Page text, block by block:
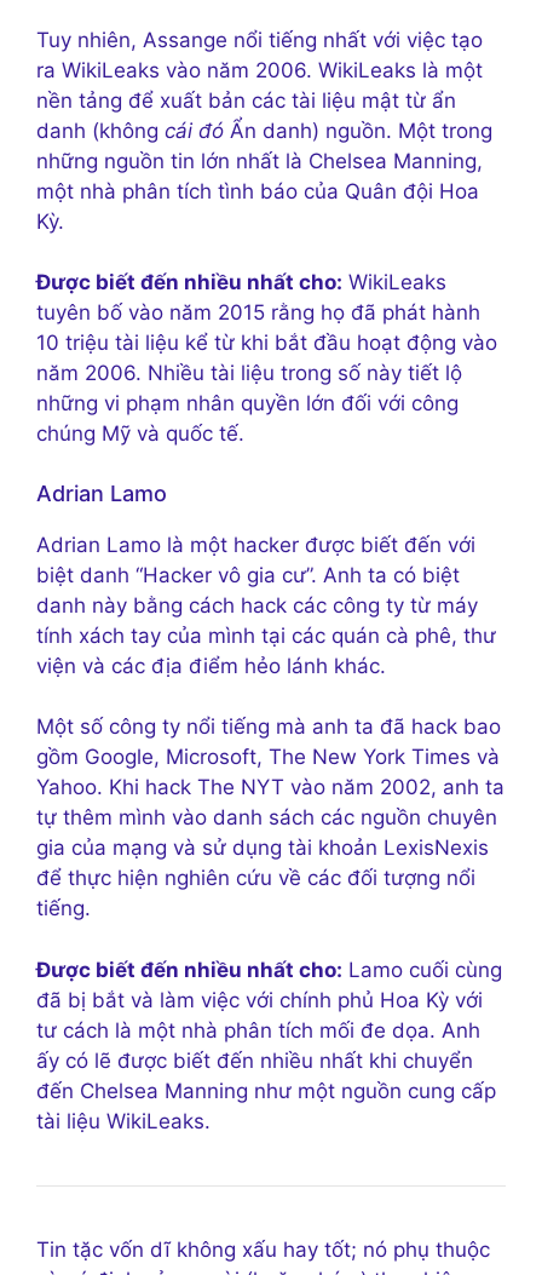
Tuy nhiên, Assange nổi tiếng nhất với việc tạo
ra WikiLeaks vào năm 2006. WikiLeaks là một
nền tảng để xuất bản các tài liệu mật từ ẩn
danh (không cái đó Ẩn danh) nguồn. Một trong
những nguồn tin lớn nhất là Chelsea Manning,
một nhà phân tích tình báo của Quân đội Hoa
Kỳ.
Được biết đến nhiều nhất cho: WikiLeaks
tuyên bố vào năm 2015 rằng họ đã phát hành
10 triệu tài liệu kể từ khi bắt đầu hoạt động vào
năm 2006. Nhiều tài liệu trong số này tiết lộ
những vi phạm nhân quyền lớn đối với công
chúng Mỹ và quốc tế.
Adrian Lamo
Adrian Lamo là một hacker được biết đến với
biệt danh “Hacker vô gia cư”. Anh ta có biệt
danh này bằng cách hack các công ty từ máy
tính xách tay của mình tại các quán cà phê, thư
viện và các địa điểm hẻo lánh khác.
Một số công ty nổi tiếng mà anh ta đã hack bao
gồm Google, Microsoft, The New York Times và
Yahoo. Khi hack The NYT vào năm 2002, anh ta
tự thêm mình vào danh sách các nguồn chuyên
gia của mạng và sử dụng tài khoản LexisNexis
để thực hiện nghiên cứu về các đối tượng nổi
tiếng.
Được biết đến nhiều nhất cho: Lamo cuối cùng
đã bị bắt và làm việc với chính phủ Hoa Kỳ với
tư cách là một nhà phân tích mối đe dọa. Anh
ấy có lẽ được biết đến nhiều nhất khi chuyển
đến Chelsea Manning như một nguồn cung cấp
tài liệu WikiLeaks.
Tin tặc vốn dĩ không xấu hay tốt; nó phụ thuộc